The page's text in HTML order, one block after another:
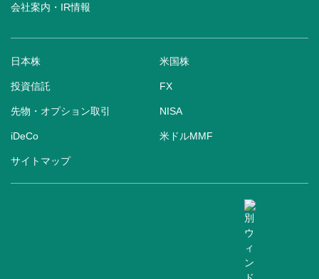
会社案内・IR情報
日本株 米国株
投資信託 FX
先物・オプション取引 NISA
iDeCo 米ドルMMF
サイトマップ